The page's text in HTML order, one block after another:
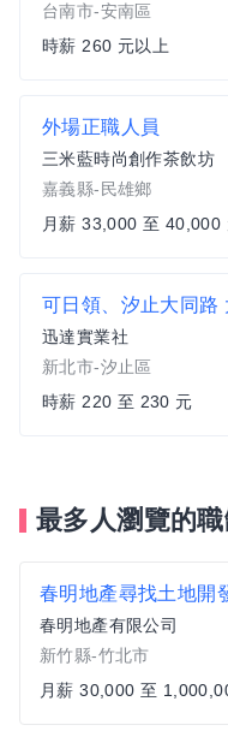
台南市-安南區
時薪 260 元以上
外場正職人員
三米藍時尚創作茶飲坊
嘉義縣-民雄鄉
月薪 33,000 至 40,000
可日領、汐止大同路
迅達實業社
新北市-汐止區
時薪 220 至 230 元
最多人瀏覽的
春明地產尋找土地開
春明地產有限公司
新竹縣-竹北市
月薪 30,000 至